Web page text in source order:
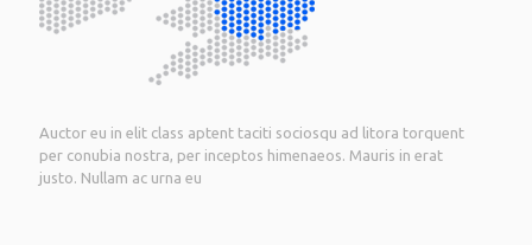
Auctor eu in elit class aptent taciti sociosqu ad litora torquent
per conubia nostra, per inceptos himenaeos. Mauris in erat
justo. Nullam ac urna eu